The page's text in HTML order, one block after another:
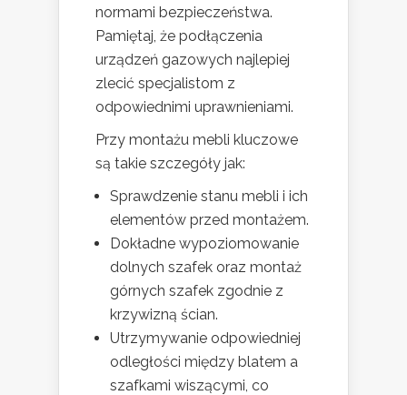
normami bezpieczeństwa.
Pamiętaj, że podłączenia
urządzeń gazowych najlepiej
zlecić specjalistom z
odpowiednimi uprawnieniami.
Przy montażu mebli kluczowe
są takie szczegóły jak:
Sprawdzenie stanu mebli i ich
elementów przed montażem.
Dokładne wypoziomowanie
dolnych szafek oraz montaż
górnych szafek zgodnie z
krzywizną ścian.
Utrzymywanie odpowiedniej
odległości między blatem a
szafkami wiszącymi, co